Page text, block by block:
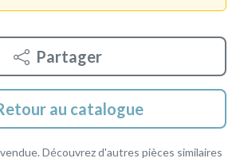
Partager
au catalogue
Découvrez d'autres pièces similaires